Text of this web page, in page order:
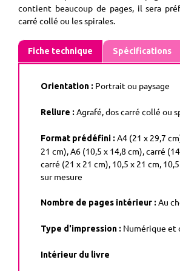
contient beaucoup de pages, il sera
carré collé ou les spirales.
Fiche technique Spécifications
Orientation : Portrait ou paysage
Reliure : Agrafé, dos carré collé ou
Format prédéfini : A4 (21 x 29,7
21 cm), A6 (10,5 x 14,8 cm), carré
carré (21 x 21 cm), 10,5 x 21 cm,
sur mesure
Nombre de pages intérieur : Au
Type d'impression : Numérique et
Intérieur du livre